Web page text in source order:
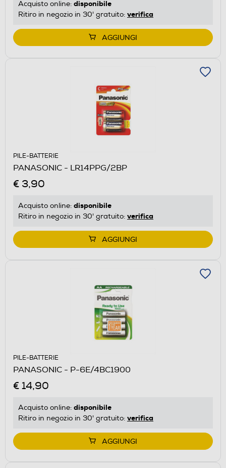
Acquisto online: disponibile
Ritiro in negozio in 30' gratuito: verifica
AGGIUNGI
PILE-BATTERIE
PANASONIC - LR14PPG/2BP
€ 3,90
Acquisto online: disponibile
Ritiro in negozio in 30' gratuito: verifica
AGGIUNGI
PILE-BATTERIE
PANASONIC - P-6E/4BC1900
€ 14,90
Acquisto online: disponibile
Ritiro in negozio in 30' gratuito: verifica
AGGIUNGI